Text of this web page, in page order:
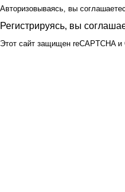
Авторизовываясь, вы
Регистрируясь, вы
Этот сайт защищен reCAPTCHA